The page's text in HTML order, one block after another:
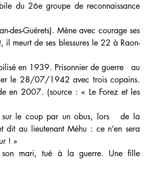
du 26e groupe de reconnaissance
Guérets). Mène avec courage ses
il meurt de ses blessures le 22 à Raon-
en 1939. Prisonnier de guerre   au
le 28/07/1942 avec trois copains.
en 2007. (source : « Le Forez et les
le coup par un obus, lors   de la
dit au lieutenant Méhu : ce n’en sera
! »
mari, tué à la guerre. Une fille